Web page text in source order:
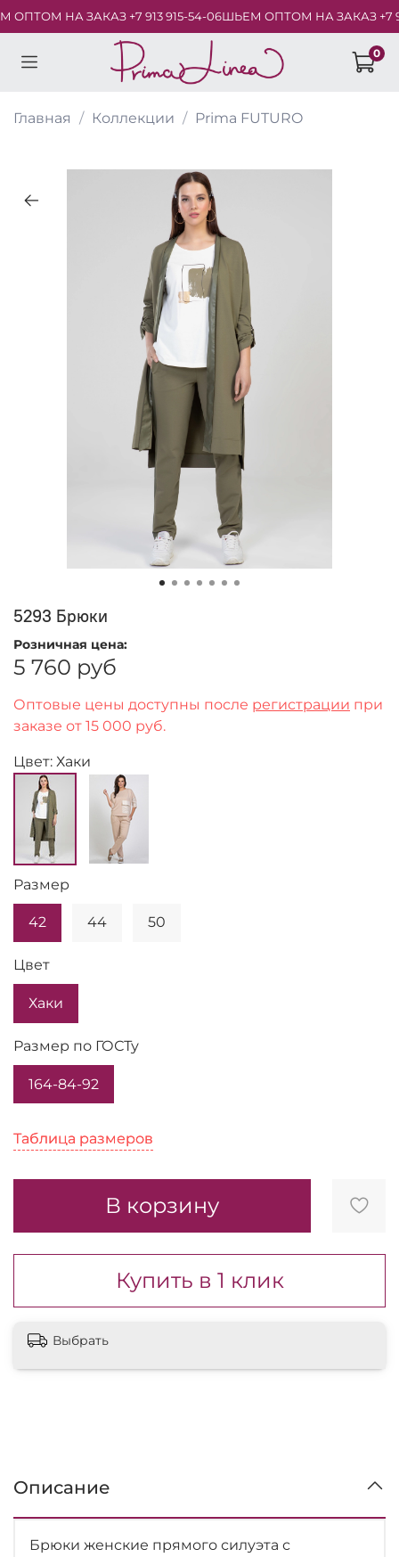
НА ЗАКАЗ +7 913 915-54-06ШЬЕМ ОПТОМ НА ЗАКАЗ +7 913
0
Главная Коллекции Prima FUTURO
5293 Брюки
Розничная цена:
5 760 руб
Оптовые цены доступны после регистрации при
заказе от 15 000 руб.
Цвет: Хаки
Таблица размеров
Таблица размеров
В корзину
Купить в 1 клик
Размер
42 44 50
Цвет
Хаки
Размер по ГОСТу
164-84-92
Выбрать
Описание
Брюки женские прямого силуэта с